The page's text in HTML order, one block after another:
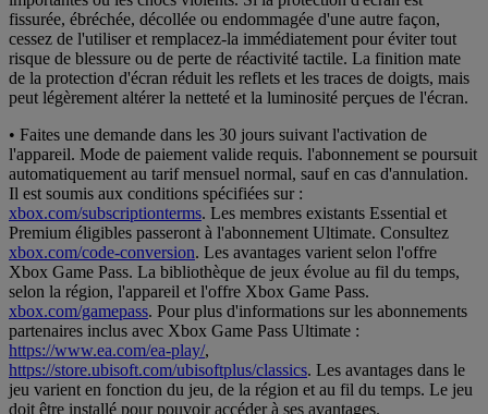
fissurée, ébréchée, décollée ou endommagée d'une autre façon,
cessez de l'utiliser et remplacez-la immédiatement pour éviter tout
risque de blessure ou de perte de réactivité tactile. La finition mate
de la protection d'écran réduit les reflets et les traces de doigts, mais
peut légèrement altérer la netteté et la luminosité perçues de l'écran.
• Faites une demande dans les 30 jours suivant l'activation de
l'appareil. Mode de paiement valide requis. l'abonnement se poursuit
automatiquement au tarif mensuel normal, sauf en cas d'annulation.
Il est soumis aux conditions spécifiées sur :
xbox.com/subscriptionterms. Les membres existants Essential et
Premium éligibles passeront à l'abonnement Ultimate. Consultez
xbox.com/code-conversion. Les avantages varient selon l'offre
Xbox Game Pass. La bibliothèque de jeux évolue au fil du temps,
selon la région, l'appareil et l'offre Xbox Game Pass.
xbox.com/gamepass. Pour plus d'informations sur les abonnements
partenaires inclus avec Xbox Game Pass Ultimate :
https://www.ea.com/ea-play/,
https://store.ubisoft.com/ubisoftplus/classics. Les avantages dans le
jeu varient en fonction du jeu, de la région et au fil du temps. Le jeu
doit être installé pour pouvoir accéder à ses avantages.